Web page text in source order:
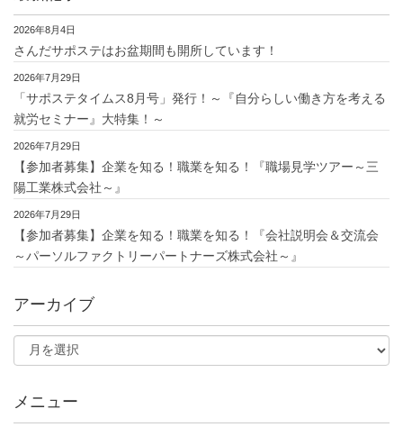
2026年8月4日
さんだサポステはお盆期間も開所しています！
2026年7月29日
「サポステタイムス8月号」発行！～『自分らしい働き方を考える
就労セミナー』大特集！～
2026年7月29日
【参加者募集】企業を知る！職業を知る！『職場見学ツアー～三
陽工業株式会社～』
2026年7月29日
【参加者募集】企業を知る！職業を知る！『会社説明会＆交流会
～パーソルファクトリーパートナーズ株式会社～』
アーカイブ
メニュー